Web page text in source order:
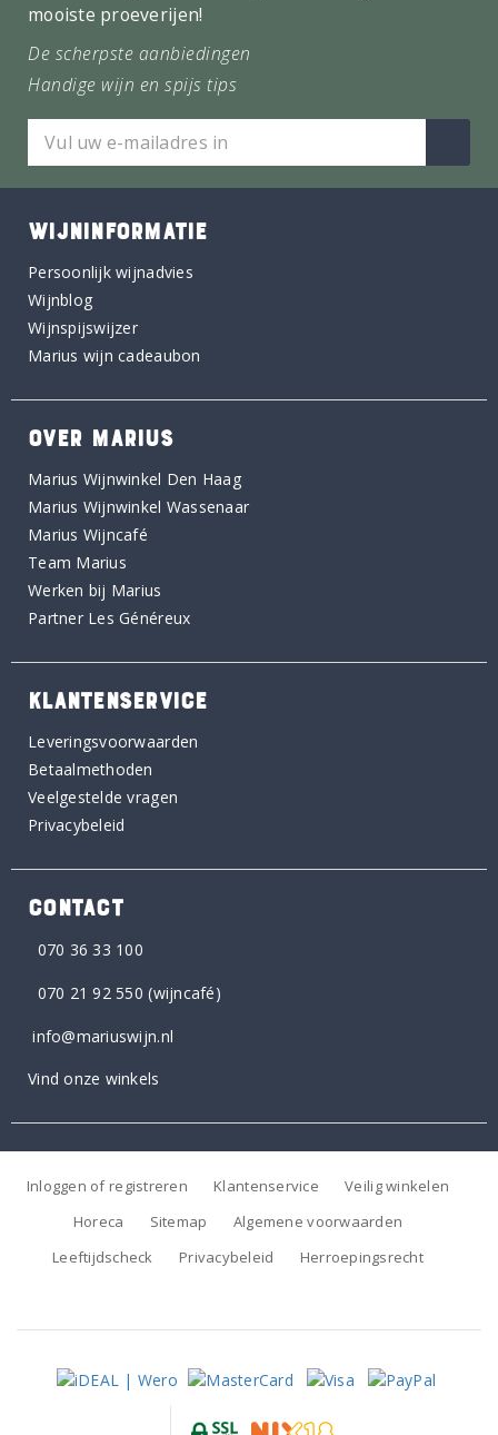
mooiste proeverijen!
De scherpste aanbiedingen
Handige wijn en spijs tips
WIJNINFORMATIE
Persoonlijk wijnadvies
Wijnblog
Wijnspijswijzer
Marius wijn cadeaubon
OVER MARIUS
Marius Wijnwinkel Den Haag
Marius Wijnwinkel Wassenaar
Marius Wijncafé
Team Marius
Werken bij Marius
Partner Les Généreux
KLANTENSERVICE
Leveringsvoorwaarden
Betaalmethoden
Veelgestelde vragen
Privacybeleid
CONTACT
070 36 33 100
070 21 92 550 (wijncafé)
info@mariuswijn.nl
Vind onze winkels
Inloggen of registreren Klantenservice
Veilig winkelen
Horeca
Sitemap
Algemene voorwaarden
Leeftijdscheck
Privacybeleid Herroepingsrecht